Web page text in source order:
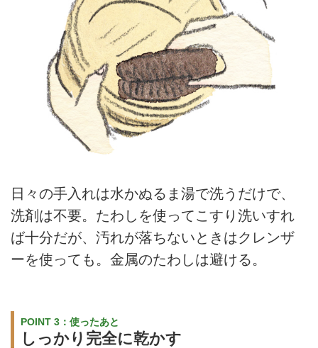
日々の手入れは水かぬるま湯で洗うだけで、
洗剤は不要。たわしを使ってこすり洗いすれ
ば十分だが、汚れが落ちないときはクレンザ
ーを使っても。金属のたわしは避ける。
POINT 3：使ったあと
しっかり完全に乾かす